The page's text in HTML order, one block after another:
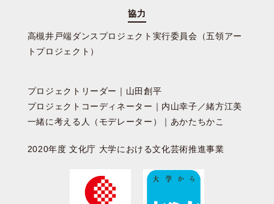
協力
高槻井戸端ダンスプロジェクト実行委員会（五領アー
トプロジェクト）
プロジェクトリーダー｜山田創平
プロジェクトコーディネーター｜内山幸子／緒方江美
一緒に考える人（モデレーター）｜あかたちかこ
2020年度 文化庁 大学における文化芸術推進事業